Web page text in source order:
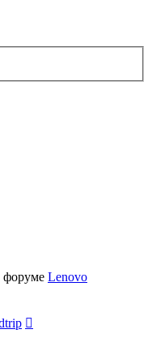
форуме Lenovo